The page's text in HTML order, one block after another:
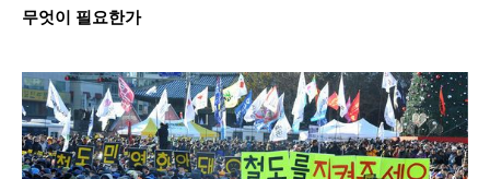
무엇이 필요한가